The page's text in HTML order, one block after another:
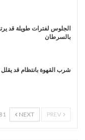
الجلوس لفترات طويلة قد
بالسرطان
شرب القهوة بانتظام قد
NEXT
1 of 118